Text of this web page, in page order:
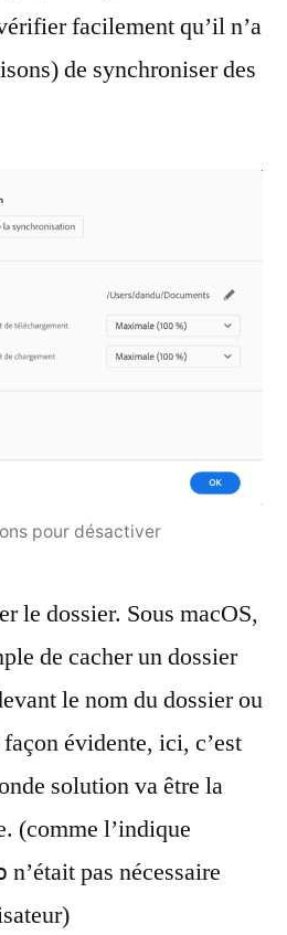
facilement qu’il n’a
de synchroniser des
pour désactiver
le dossier. Sous macOS,
de cacher un dossier
le nom du dossier ou
évidente, ici, c’est
solution va être la
(comme l’indique
n’était pas nécessaire